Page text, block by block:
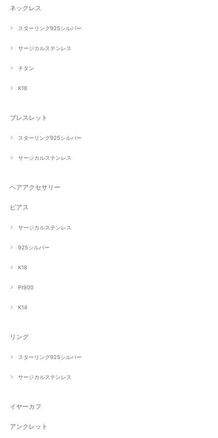
ネックレス
スターリング925シルバー
サージカルステンレス
チタン
K18
ブレスレット
スターリング925シルバー
サージカルステンレス
ヘアアクセサリー
ピアス
サージカルステンレス
925シルバー
K18
Pt900
K14
リング
スターリング925シルバー
サージカルステンレス
イヤーカフ
アンクレット